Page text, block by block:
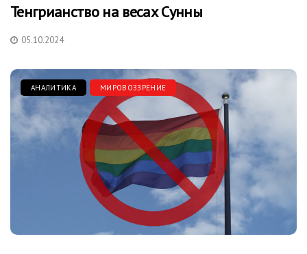
Тенгрианство на весах Сунны
05.10.2024
АНАЛИТИКА МИРОВОЗЗРЕНИЕ